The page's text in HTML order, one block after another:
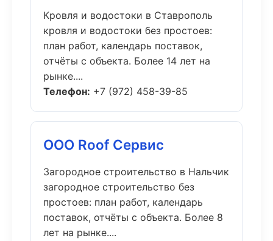
Кровля и водостоки в Ставрополь
кровля и водостоки без простоев:
план работ, календарь поставок,
отчёты с объекта. Более 14 лет на
рынке....
Телефон: +7 (972) 458-39-85
ООО Roof Сервис
Загородное строительство в Нальчик
загородное строительство без
простоев: план работ, календарь
поставок, отчёты с объекта. Более 8
лет на рынке....